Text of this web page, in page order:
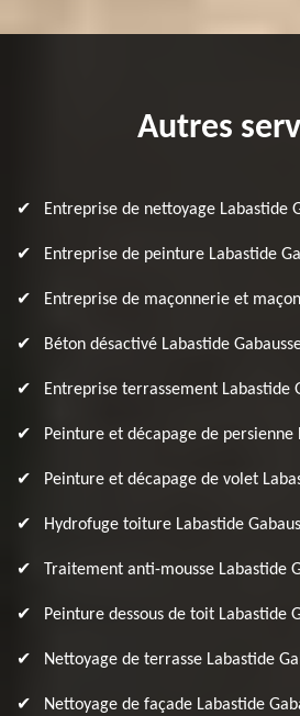
Autres
Entreprise de nettoyage Labastide
Entreprise de peinture Labastide
Entreprise de maçonnerie et
Béton désactivé Labastide
Entreprise terrassement Labastide
Peinture et décapage de persienne
Peinture et décapage de volet
Hydrofuge toiture Labastide
Traitement anti-mousse Labastide
Peinture dessous de toit Labastide
Nettoyage de terrasse Labastide
Nettoyage de façade Labastide